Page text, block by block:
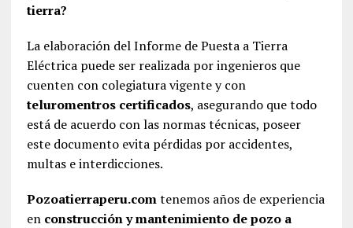
tierra?
La elaboración del Informe de Puesta a Tierra
Eléctrica puede ser realizada por ingenieros que
cuenten con colegiatura vigente y con
teluromentros certificados, asegurando que todo
está de acuerdo con las normas técnicas, poseer
este documento evita pérdidas por accidentes,
multas e interdicciones.
Pozoatierraperu.comtenemos años de experiencia
en construcción y mantenimiento de pozo a